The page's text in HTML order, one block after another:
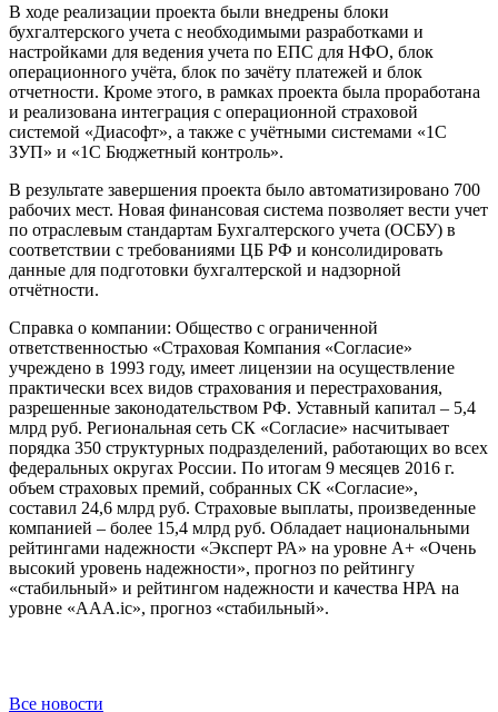
В ходе реализации проекта были внедрены блоки
бухгалтерского учета с необходимыми разработками и
настройками для ведения учета по ЕПС для НФО, блок
операционного учёта, блок по зачёту платежей и блок
отчетности. Кроме этого, в рамках проекта была проработана
и реализована интеграция с операционной страховой
системой «Диасофт», а также с учётными системами «1С
ЗУП» и «1С Бюджетный контроль».
В результате завершения проекта было автоматизировано 700
рабочих мест. Новая финансовая система позволяет вести учет
по отраслевым стандартам Бухгалтерского учета (ОСБУ) в
соответствии с требованиями ЦБ РФ и консолидировать
данные для подготовки бухгалтерской и надзорной
отчётности.
Справка о компании: Общество с ограниченной
ответственностью «Страховая Компания «Согласие»
учреждено в 1993 году, имеет лицензии на осуществление
практически всех видов страхования и перестрахования,
разрешенные законодательством РФ. Уставный капитал – 5,4
млрд руб. Региональная сеть СК «Согласие» насчитывает
порядка 350 структурных подразделений, работающих во всех
федеральных округах России. По итогам 9 месяцев 2016 г.
объем страховых премий, собранных СК «Согласие»,
составил 24,6 млрд руб. Страховые выплаты, произведенные
компанией – более 15,4 млрд руб. Обладает национальными
рейтингами надежности «Эксперт РА» на уровне А+ «Очень
высокий уровень надежности», прогноз по рейтингу
«стабильный» и рейтингом надежности и качества НРА на
уровне «ААА.ic», прогноз «стабильный».
Все новости